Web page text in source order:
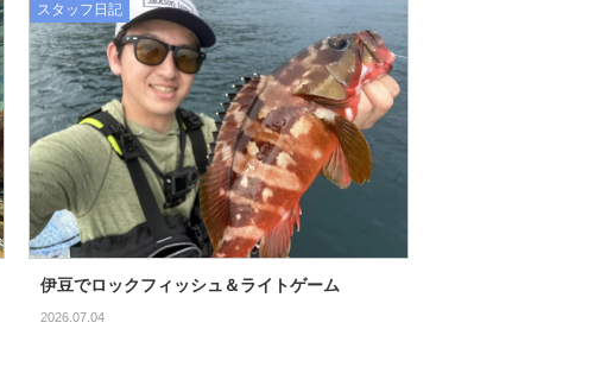
スタッフ日記
伊豆でロックフィッシュ＆ライトゲーム
2026.07.04